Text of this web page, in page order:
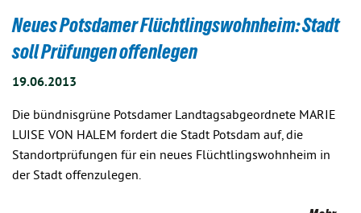
Neues Potsdamer Flüchtlingswohnheim: Stadt
soll Prüfungen offenlegen
19.06.2013
Die bündnisgrüne Potsdamer Landtagsabgeordnete MARIE
LUISE VON HALEM fordert die Stadt Potsdam auf, die
Standortprüfungen für ein neues Flüchtlingswohnheim in
der Stadt offenzulegen.